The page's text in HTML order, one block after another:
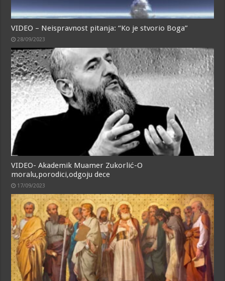
VIDEO – Neispravnost pitanja: “Ko je stvorio Boga”
28/09/2023
VIDEO- Akademik Muamer Zukorlić-O
moralu,porodici,odgoju dece
17/09/2023